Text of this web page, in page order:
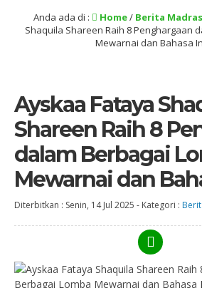
Anda ada di : Home/ Berita
Shaquila Shareen Raih 8 Penghargaan
Mewarnai dan Bahasa
Ayskaa Fataya
Shareen Raih 8
dalam Berbagai
Mewarnai dan
Diterbitkan : Senin, 14 Jul 2025 - Kategori :